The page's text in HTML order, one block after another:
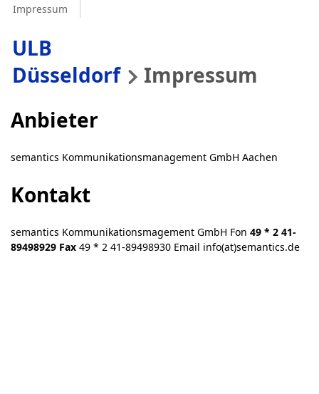
Impressum
ULB
Düsseldorf
Impressum
Anbieter
semantics Kommunikationsmanagement GmbH Aachen
Kontakt
semantics Kommunikationsmagement GmbH Fon 49 * 2 41-
89498929 Fax 49 * 2 41-89498930 Email info(at)semantics.de